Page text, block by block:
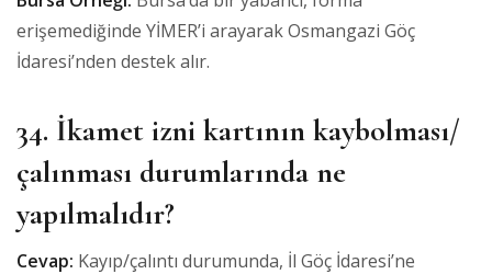
erişemediğinde YİMER’i arayarak Osmangazi Göç
İdaresi’nden destek alır.
34. İkamet izni kartının kaybolması/
çalınması durumlarında ne
yapılmalıdır?
Cevap: Kayıp/çalıntı durumunda, İl Göç İdaresi’ne